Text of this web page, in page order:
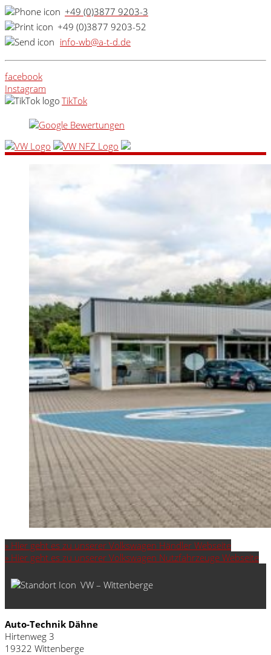
+49 (0)3877 9203-3
+49 (0)3877 9203-52
info-wb@a-t-d.de
facebook
Instagram
TikTok
» Hier geht es zu unserer Volkswagen Händler Webseite
» Hier geht es zu unserer Volkswagen Nutzfahrzeuge Webseite
VW – Wittenberge
Auto-Technik Dähne
Hirtenweg 3
19322 Wittenberge